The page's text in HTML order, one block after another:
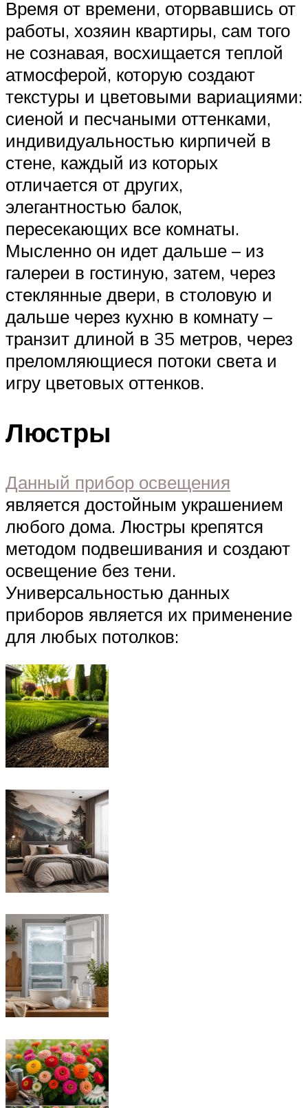
Время от времени, оторвавшись от
работы, хозяин квартиры, сам того
не сознавая, восхищается теплой
атмосферой, которую создают
текстуры и цветовыми вариациями:
сиеной и песчаными оттенками,
индивидуальностью кирпичей в
стене, каждый из которых
отличается от других,
элегантностью балок,
пересекающих все комнаты.
Мысленно он идет дальше – из
галереи в гостиную, затем, через
стеклянные двери, в столовую и
дальше через кухню в комнату –
транзит длиной в 35 метров, через
преломляющиеся потоки света и
игру цветовых оттенков.
Люстры
Данный прибор освещения
является достойным украшением
любого дома. Люстры крепятся
методом подвешивания и создают
освещение без тени.
Универсальностью данных
приборов является их применение
для любых потолков: